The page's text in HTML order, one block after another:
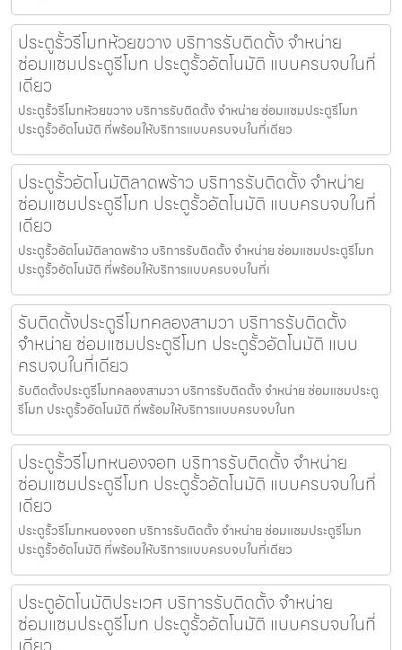
ประตูรั้วรีโมทห้วยขวาง บริการรับติดตั้ง จำหน่าย
ซ่อมแซมประตูรีโมท ประตูรั้วอัตโนมัติ แบบครบจบในที่
เดียว
ประตูรั้วรีโมทห้วยขวาง บริการรับติดตั้ง จำหน่าย ซ่อมแซมประตูรีโมท
ประตูรั้วอัตโนมัติ ที่พร้อมให้บริการแบบครบจบในที่เดียว
ประตูรั้วอัตโนมัติลาดพร้าว บริการรับติดตั้ง จำหน่าย
ซ่อมแซมประตูรีโมท ประตูรั้วอัตโนมัติ แบบครบจบในที่
เดียว
ประตูรั้วอัตโนมัติลาดพร้าว บริการรับติดตั้ง จำหน่าย ซ่อมแซมประตูรีโมท
ประตูรั้วอัตโนมัติ ที่พร้อมให้บริการแบบครบจบในที่เ
รับติดตั้งประตูรีโมทคลองสามวา บริการรับติดตั้ง
จำหน่าย ซ่อมแซมประตูรีโมท ประตูรั้วอัตโนมัติ แบบ
ครบจบในที่เดียว
รับติดตั้งประตูรีโมทคลองสามวา บริการรับติดตั้ง จำหน่าย ซ่อมแซมประตู
รีโมท ประตูรั้วอัตโนมัติ ที่พร้อมให้บริการแบบครบจบในท
ประตูรั้วรีโมทหนองจอก บริการรับติดตั้ง จำหน่าย
ซ่อมแซมประตูรีโมท ประตูรั้วอัตโนมัติ แบบครบจบในที่
เดียว
ประตูรั้วรีโมทหนองจอก บริการรับติดตั้ง จำหน่าย ซ่อมแซมประตูรีโมท
ประตูรั้วอัตโนมัติ ที่พร้อมให้บริการแบบครบจบในที่เดียว
ประตูอัตโนมัติประเวศ บริการรับติดตั้ง จำหน่าย
ซ่อมแซมประตูรีโมท ประตูรั้วอัตโนมัติ แบบครบจบในที่